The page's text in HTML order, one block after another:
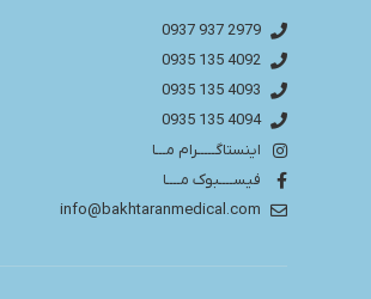
2979 937 0937
4092 135 0935
4093 135 0935
4094 135 0935
اینستاگـــــرام مـــا
فیســــبوک مــــا
info@bakhtaranmedical.com